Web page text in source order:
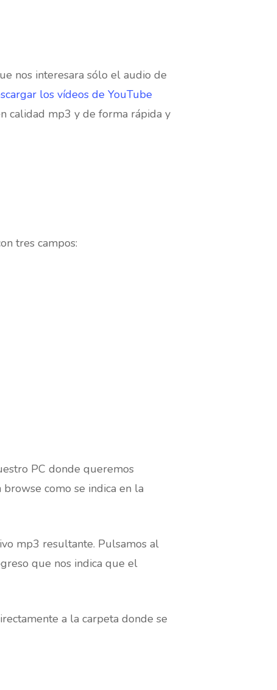
nos interesara sólo el audio de
los vídeos de YouTube
calidad mp3 y de forma rápida y
tres campos:
PC donde queremos
como se indica en la
mp3 resultante. Pulsamos al
que nos indica que el
a la carpeta donde se